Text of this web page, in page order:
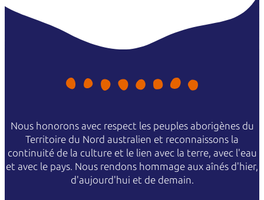
Nous honorons avec respect les peuples aborigènes du
Territoire du Nord australien et reconnaissons la
continuité de la culture et le lien avec la terre, avec l'eau
et avec le pays. Nous rendons hommage aux aînés d'hier,
d'aujourd'hui et de demain.